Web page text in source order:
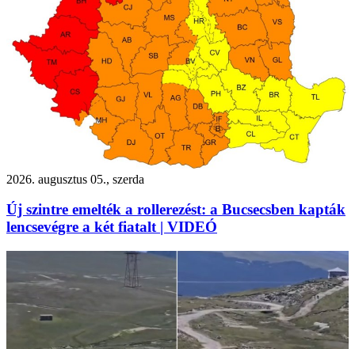
2026. augusztus 05., szerda
Új szintre emelték a rollerezést: a Bucsecsben kapták
lencsevégre a két fiatalt | VIDEÓ